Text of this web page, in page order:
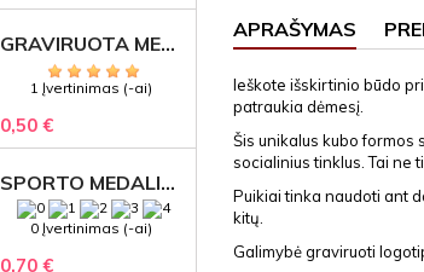
GRAVIRUOTA METALINĖ VIZITINĖ KORTELĖ SU LOGOTIPU – REPREZENTACINĖ VERSLO DOVANA
1 Įvertinimas (-ai)
0,50 €
SPORTO MEDALIS "STIPRUOLIS" SU GRAVIRUOTU TEKSTU
0 Įvertinimas (-ai)
0,70 €
APRAŠYMAS
Ieškote išskirtinio būdo
patraukia dėmesį.
Šis unikalus kubo formos
socialinius tinklus. Tai ne
Puikiai tinka naudoti ant
kitų.
Galimybė graviruoti